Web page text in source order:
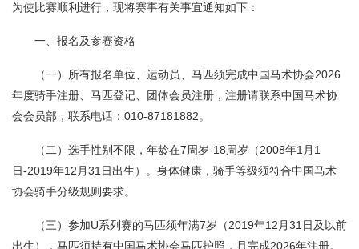
为使比赛顺利进行，现将赛事有关事宜通知如下：
一、报名及参赛资格
（一）所有报名单位、运动员、马匹须完成中国马术协会2026
年度骑手注册、马匹登记、团体会员注册，注册请联系中国马术协
会会员部，联系电话：010-87181882。
（二）选手性别不限，年龄在7周岁-18周岁（2008年1月1
日-2019年12月31日出生）。身体健康，骑手等级须符合中国马术
协会骑手分级规则要求。
（三）参加U系列赛的马匹须年满7岁（2019年12月31日及以前
出生），马匹须持有中国马术协会马匹护照，且完成2026年注册。